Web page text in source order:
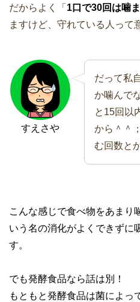
だからよく「 1口で30回は噛
ますけど、守れている人って
すえさや
だって私
か噛んで
と15回以
から＾＾
む回数と
こんな感じで食べ物をあまり
いう名の消化がよくできずに
す。
でも発酵食品なら話は別！
もともと発酵食品は菌によっ